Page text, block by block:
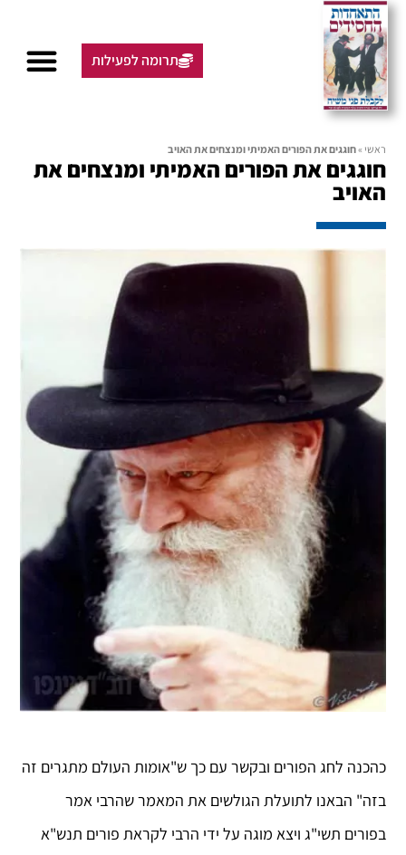
תרומה לפעילות
ראשי »חוגגים את הפורים האמיתי ומנצחים את האויב
חוגגים את הפורים האמיתי ומנצחים את
האויב
כהכנה לחג הפורים ובקשר עם כך ש"אומות העולם מתגרים זה
בזה" הבאנו לתועלת הגולשים את המאמר שהרבי אמר
בפורים תשי"ג ויצא מוגה על ידי הרבי לקראת פורים תנש"א